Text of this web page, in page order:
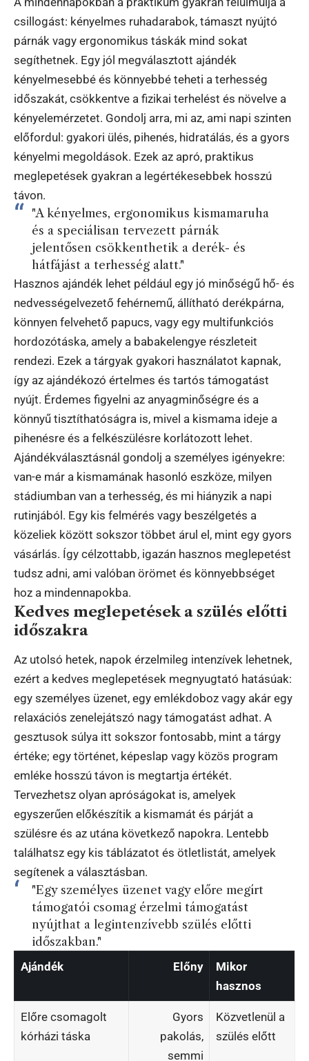
csillogást: kényelmes ruhadarabok, támaszt nyújtó
párnák vagy ergonomikus táskák mind sokat
segíthetnek. Egy jól megválasztott ajándék
kényelmesebbé és könnyebbé teheti a terhesség
időszakát, csökkentve a fizikai terhelést és növelve a
kényelemérzetet. Gondolj arra, mi az, ami napi szinten
előfordul: gyakori ülés, pihenés, hidratálás, és a gyors
kényelmi megoldások. Ezek az apró, praktikus
meglepetések gyakran a legértékesebbek hosszú
távon.
"A kényelmes, ergonomikus kismamaruha
és a speciálisan tervezett párnák
jelentősen csökkenthetik a derék- és
hátfájást a terhesség alatt."
Hasznos ajándék lehet például egy jó minőségű hő- és
nedvességelvezető fehérnemű, állítható derékpárna,
könnyen felvehető papucs, vagy egy multifunkciós
hordozótáska, amely a babakelengye részleteit
rendezi. Ezek a tárgyak gyakori használatot kapnak,
így az ajándékozó értelmes és tartós támogatást
nyújt. Érdemes figyelni az anyagminőségre és a
könnyű tisztíthatóságra is, mivel a kismama ideje a
pihenésre és a felkészülésre korlátozott lehet.
Ajándékválasztásnál gondolj a személyes igényekre:
van-e már a kismamának hasonló eszköze, milyen
stádiumban van a terhesség, és mi hiányzik a napi
rutinjából. Egy kis felmérés vagy beszélgetés a
közeliek között sokszor többet árul el, mint egy gyors
vásárlás. Így célzottabb, igazán hasznos meglepetést
tudsz adni, ami valóban örömet és könnyebbséget
hoz a mindennapokba.
Kedves meglepetések a szülés előtti
időszakra
Az utolsó hetek, napok érzelmileg intenzívek lehetnek,
ezért a kedves meglepetések megnyugtató hatásúak:
egy személyes üzenet, egy emlékdoboz vagy akár egy
relaxációs zenelejátszó nagy támogatást adhat. A
gesztusok súlya itt sokszor fontosabb, mint a tárgy
értéke; egy történet, képeslap vagy közös program
emléke hosszú távon is megtartja értékét.
Tervezhetsz olyan apróságokat is, amelyek
egyszerűen előkészítik a kismamát és párját a
szülésre és az utána következő napokra. Lentebb
találhatsz egy kis táblázatot és ötletlistát, amelyek
segítenek a választásban.
"Egy személyes üzenet vagy előre megírt
támogatói csomag érzelmi támogatást
nyújthat a legintenzívebb szülés előtti
időszakban."
Ajándék
Előny
Mikor
hasznos
Előre csomagolt
kórházi táska
Gyors
pakolás,
semmi
Közvetlenül a
szülés előtt